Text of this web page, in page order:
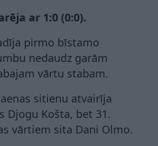
ar 1:0 (0:0).
pirmo bīstamo
nedaudz garām
vārtu stabam.
sitienu atvairīja
Djogu Košta, bet 31.
vārtiem sita Dani Olmo.